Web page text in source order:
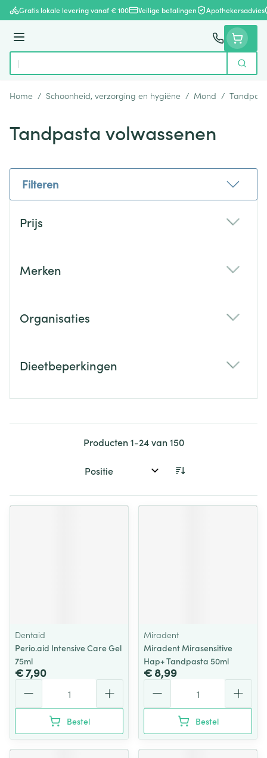
Ga naar de inhoud
Gratis lokale levering vanaf € 100 Veilige betalingen Apothekersadvies
Menu
Product, merk, categorie...
Zoek
Home / Schoonheid, verzorging en hygiëne / Mond /
Tandpasta volwassenen
Filteren
Prijs
Merken
Organisaties
Dieetbeperkingen
Producten1-24van150
Sorteer op:
Dentaid
Perio.aid Intensive Care Gel
75ml
€ 7,90
Bestel
Miradent
Miradent Mirasensitive
Hap+ Tandpasta 50ml
€ 8,99
Bestel